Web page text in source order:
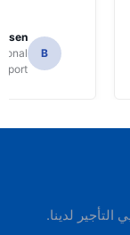
B
لدينا.